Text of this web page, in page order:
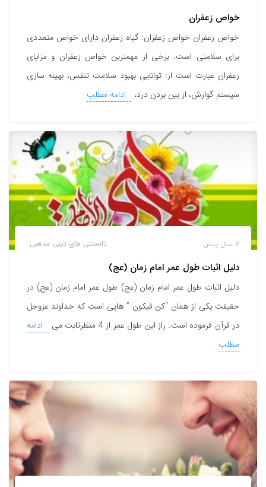
خواص زعفران
خواص زعفران خواص زعفران: گیاه زعفران دارای خواص متعددی
برای سلامتی است. برخی از مهمترین خواص زعفران و مزایای
زعفران عبارت است از: توانایی بهبود سلامت تنفس، بهینه سازی
سیستم گوارش، از بین بردن درد،
ادامه مطلب
دانستنی های دینی مذهبی 7 سال پیش
دلیل اثبات طول عمر امام زمان (عج)
دلیل اثبات طول عمر امام زمان (عج) طول عمر امام زمان (عج) در
حقیقت یکی از همان “کن فیکون ” هایی است که خداوند عزوجل
در قرآن فرموده است. راز این طول عمر از 4 منظرثابت می
ادامه
مطلب